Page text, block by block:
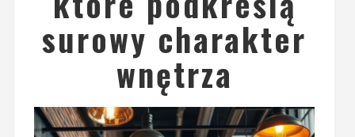
surowy charakter
wnętrza